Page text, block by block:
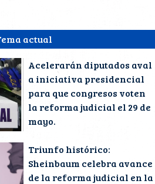
actual
Acelerarán diputados aval
a iniciativa presidencial
para que congresos voten
la reforma judicial el 29 de
mayo.
Triunfo histórico:
Sheinbaum celebra avance
de la reforma judicial en la